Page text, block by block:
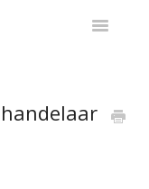
Navigatie